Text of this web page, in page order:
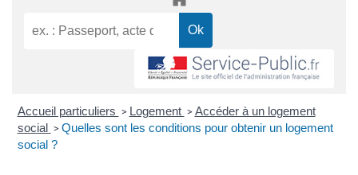
Accueil particuliers > Logement > Accéder à un logement
social > Quelles sont les conditions pour obtenir un logement
social ?